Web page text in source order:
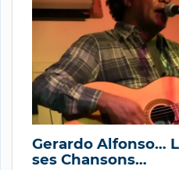
Gerardo Alfonso…
ses Chansons…